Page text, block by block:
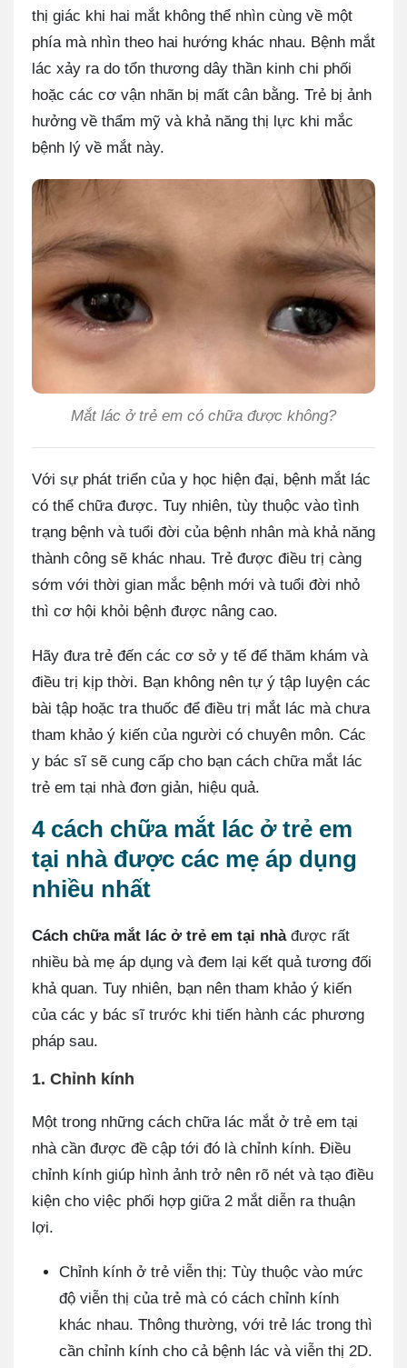
thị giác khi hai mắt không thể nhìn cùng về một
phía mà nhìn theo hai hướng khác nhau. Bệnh mắt
lác xảy ra do tổn thương dây thần kinh chi phối
hoặc các cơ vận nhãn bị mất cân bằng. Trẻ bị ảnh
hưởng về thẩm mỹ và khả năng thị lực khi mắc
bệnh lý về mắt này.
Mắt lác ở trẻ em có chữa được không?
Với sự phát triển của y học hiện đại, bệnh mắt lác
có thể chữa được. Tuy nhiên, tùy thuộc vào tình
trạng bệnh và tuổi đời của bệnh nhân mà khả năng
thành công sẽ khác nhau. Trẻ được điều trị càng
sớm với thời gian mắc bệnh mới và tuổi đời nhỏ
thì cơ hội khỏi bệnh được nâng cao.
Hãy đưa trẻ đến các cơ sở y tế để thăm khám và
điều trị kịp thời. Bạn không nên tự ý tập luyện các
bài tập hoặc tra thuốc để điều trị mắt lác mà chưa
tham khảo ý kiến của người có chuyên môn. Các
y bác sĩ sẽ cung cấp cho bạn cách chữa mắt lác
trẻ em tại nhà đơn giản, hiệu quả.
4 cách chữa mắt lác ở trẻ em
tại nhà được các mẹ áp dụng
nhiều nhất
Cách chữa mắt lác ở trẻ em tại nhàđược rất
nhiều bà mẹ áp dụng và đem lại kết quả tương đối
khả quan. Tuy nhiên, bạn nên tham khảo ý kiến
của các y bác sĩ trước khi tiến hành các phương
pháp sau.
1. Chỉnh kính
Một trong những cách chữa lác mắt ở trẻ em tại
nhà cần được đề cập tới đó là chỉnh kính. Điều
chỉnh kính giúp hình ảnh trở nên rõ nét và tạo điều
kiện cho việc phối hợp giữa 2 mắt diễn ra thuận
lợi.
Chỉnh kính ở trẻ viễn thị: Tùy thuộc vào mức
độ viễn thị của trẻ mà có cách chỉnh kính
khác nhau. Thông thường, với trẻ lác trong thì
cần chỉnh kính cho cả bệnh lác và viễn thị 2D.